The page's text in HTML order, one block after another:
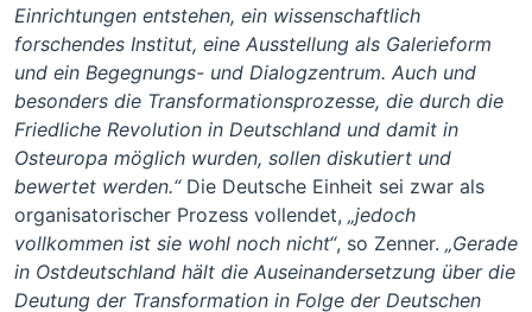
Einrichtungen entstehen, ein wissenschaftlich
forschendes Institut, eine Ausstellung als Galerieform
und ein Begegnungs- und Dialogzentrum. Auch und
besonders die Transformationsprozesse, die durch die
Friedliche Revolution in Deutschland und damit in
Osteuropa möglich wurden, sollen diskutiert und
bewertet werden.“Die Deutsche Einheit sei zwar als
organisatorischer Prozess vollendet, „jedoch
vollkommen ist sie wohl noch nicht“, so Zenner. „Gerade
in Ostdeutschland hält die Auseinandersetzung über die
Deutung der Transformation in Folge der Deutschen